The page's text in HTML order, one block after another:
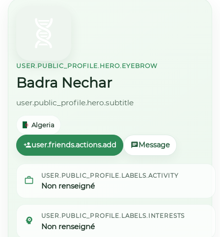
USER.PUBLIC_PROFILE.HERO.EYEBROW
Badra Nechar
user.public_profile.hero.subtitle
Algeria
user.friends.actions.add Message
USER.PUBLIC_PROFILE.LABELS.ACTIVITY
Non renseigné
USER.PUBLIC_PROFILE.LABELS.INTERESTS
Non renseigné